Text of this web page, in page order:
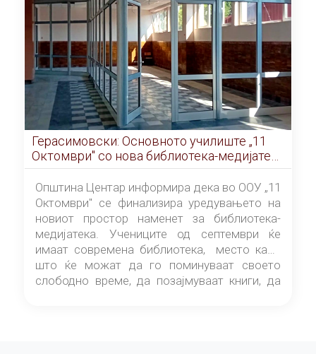
Герасимовски: Основното училиште „11
Октомври" со нова библиотека-медијатека
од септември
Општина Центар информира дека во ООУ „11
Октомври" се финализира уредувањето на
новиот простор наменет за библиотека-
медијатека. Учениците од септември ќе
имаат современа библиотека, место каде
што ќе можат да го поминуваат своето
слободно време, да позајмуваат книги, да